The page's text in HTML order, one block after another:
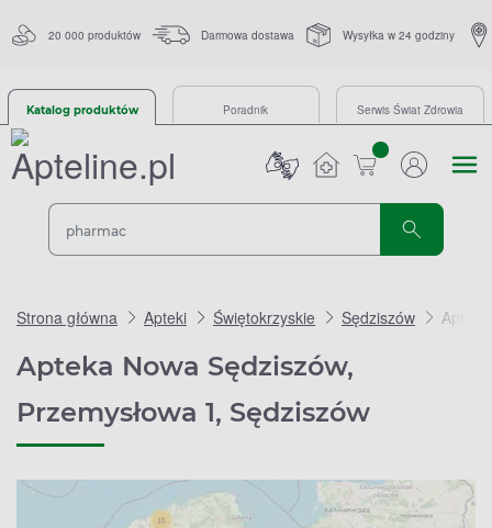
20 000 produktów Darmowa dostawa Wysyłka w 24 godziny
Katalog produktów Poradnik Serwis Świat Zdrowia
sztuk
Strona główna Apteki Świętokrzyskie Sędziszów
Apteka Nowa Sędziszów,
Przemysłowa 1, Sędziszów